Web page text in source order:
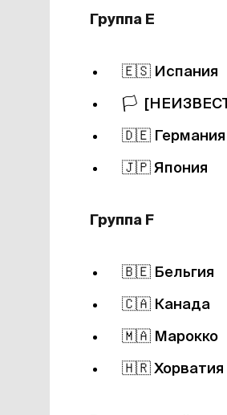
Группа Е
🇪🇸 Испания
🏳️
🇩🇪 Германия
🇯🇵 Япония
Группа F
🇧🇪 Бельгия
🇨🇦 Канада
🇲🇦 Марокко
🇭🇷 Хорватия